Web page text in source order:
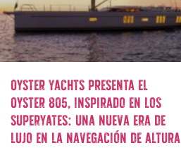
Oyster Yachts presenta el
Oyster 805, inspirado en los
superyates: una nueva era de
lujo en la navegación de altura